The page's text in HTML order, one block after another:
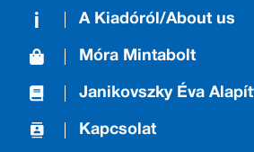
A Kiadóról/About us
Móra Mintabolt
Janikovszky Éva
Kapcsolat